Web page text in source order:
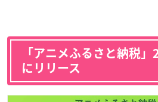
「 アニメふるさと納税 」
にリリース